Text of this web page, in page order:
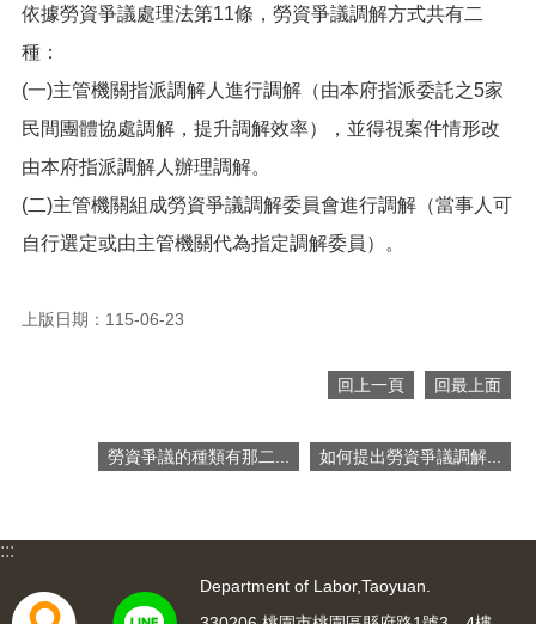
務
訊
民
服
政
府
公
依據勞資爭議處理法第11條，勞資爭議調解方式共有二
種：
(一)主管機關指派調解人進行調解（由本府指派委託之5家
民間團體協處調解，提升調解效率），並得視案件情形改
由本府指派調解人辦理調解。
(二)主管機關組成勞資爭議調解委員會進行調解（當事人可
自行選定或由主管機關代為指定調解委員）。
上版日期：115-06-23
回上一頁 回最上面
勞資爭議的種類有那二... 如何提出勞資爭議調解...
:::
Department of Labor,Taoyuan.